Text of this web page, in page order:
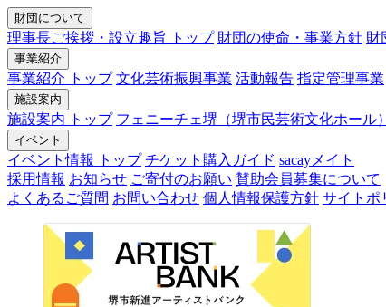
財団について
理事長ご挨拶・設立趣旨 トップ 財団の使命・事業方針 財
事業紹介
事業紹介 トップ 文化芸術振興事業 活動報告 指定管理事業
施設案内
施設案内 トップ フェニーチェ堺（堺市民芸術文化ホール）
イベント
イベント情報 トップ チケット購入ガイド sacayメイト
採用情報 お知らせ ご寄付のお願い 賛助会員募集について
よくあるご質問 お問い合わせ 個人情報保護方針 サイトポ